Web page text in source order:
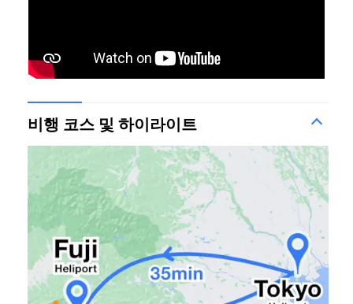
비행 코스 및 하이라이트